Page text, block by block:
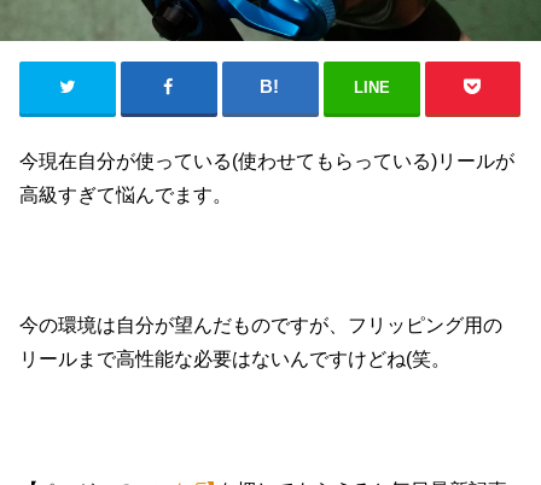
LINE
今現在自分が使っている(使わせてもらっている)リールが
高級すぎて悩んでます。
今の環境は自分が望んだものですが、フリッピング用の
リールまで高性能な必要はないんですけどね(笑。